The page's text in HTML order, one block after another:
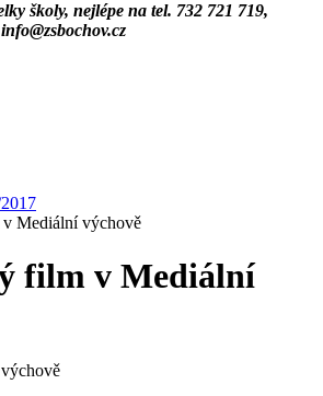
školy, nejlépe na tel. 732 721 719,
Mediální výchově
film v Mediální